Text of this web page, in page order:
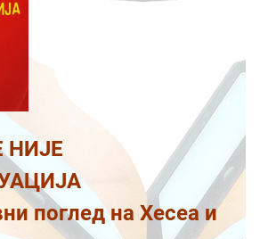
поглед на Хесеа и